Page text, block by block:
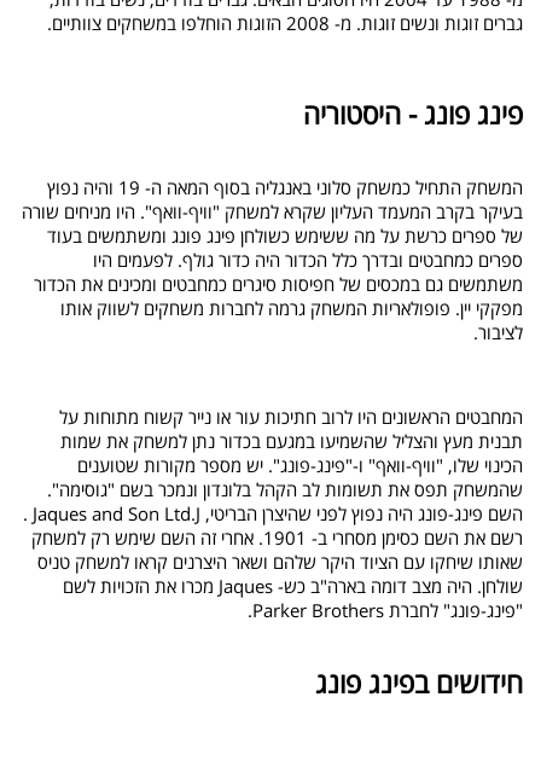
גברים זוגות ונשים זוגות. מ- 2008 הזוגות הוחלפו במשחקים צוותיים.
פינג פונג - היסטוריה
המשחק התחיל כמשחק סלוני באנגליה בסוף המאה ה- 19 והיה נפוץ
בעיקר בקרב המעמד העליון שקרא למשחק "וויף-וואף". היו מניחים שורה
של ספרים כרשת על מה ששימש כשולחן פינג פונג ומשתמשים בעוד
ספרים כמחבטים ובדרך כלל הכדור היה כדור גולף. לפעמים היו
משתמשים גם במכסים של חפיסות סיגרים כמחבטים ומכינים את הכדור
מפקקי יין. פופולאריות המשחק גרמה לחברות משחקים לשווק אותו
לציבור.
המחבטים הראשונים היו לרוב חתיכות עור או נייר קשוח מתוחות על
תבנית מעץ והצליל שהשמיעו במגעם בכדור נתן למשחק את שמות
הכינוי שלו, "וויף-וואף" ו-"פינג-פונג". יש מספר מקורות שטוענים
שהמשחק תפס את תשומות לב הקהל בלונדון ונמכר בשם "גוסימה".
השם פינג-פונג היה נפוץ לפני שהיצרן הבריטי, J
. Jaques and Son Ltd.
רשם את השם כסימן מסחרי ב- 1901. אחרי זה השם שימש רק למשחק
שאותו שיחקו עם הציוד היקר שלהם ושאר היצרנים קראו למשחק טניס
שולחן. היה מצב דומה בארה"ב כש- Jaques מכרו את הזכויות לשם
"פינג-פונג" לחברת Parker Brothers
.
חידושים בפינג פונג